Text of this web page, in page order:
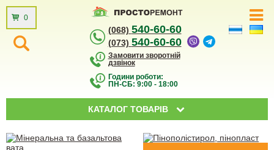
(068) 540-60-60
(073) 540-60-60
Замовити зворотній
дзвінок
Години роботи:
ПН-СБ: 9:00 - 18:00
0
КАТАЛОГ ТОВАРІВ